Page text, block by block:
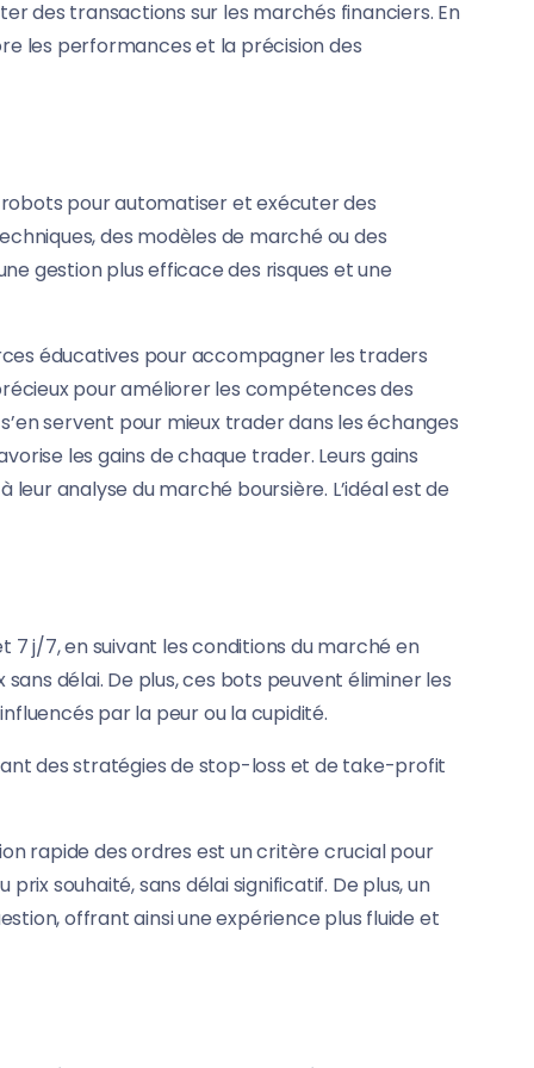
des transactions sur les marchés financiers. En
les performances et la précision des
pour automatiser et exécuter des
des modèles de marché ou des
gestion plus efficace des risques et une
éducatives pour accompagner les traders
pour améliorer les compétences des
servent pour mieux trader dans les échanges
les gains de chaque trader. Leurs gains
analyse du marché boursière. L’idéal est de
7 j/7, en suivant les conditions du marché en
délai. De plus, ces bots peuvent éliminer les
par la peur ou la cupidité.
des stratégies de stop-loss et de take-profit
rapide des ordres est un critère crucial pour
souhaité, sans délai significatif. De plus, un
offrant ainsi une expérience plus fluide et